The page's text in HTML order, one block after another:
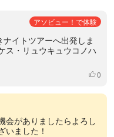
アソビュー！で体験
イトツアーへ出発しま
ス・リュウキュウコノハ
いいね
0
会がありましたらよろし
いました！